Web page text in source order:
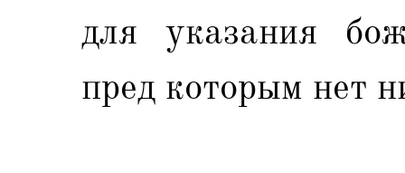
для указания
пред которым нет